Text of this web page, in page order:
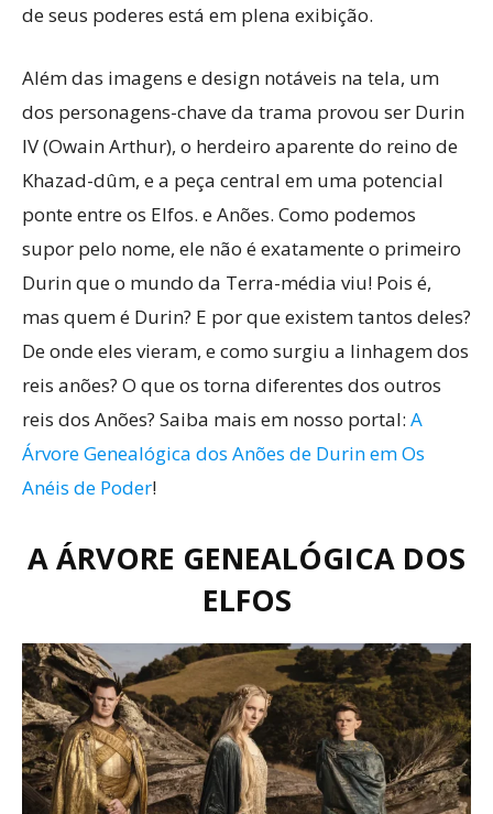
de seus poderes está em plena exibição.
Além das imagens e design notáveis na tela, um
dos personagens-chave da trama provou ser Durin
IV (Owain Arthur), o herdeiro aparente do reino de
Khazad-dûm, e a peça central em uma potencial
ponte entre os Elfos. e Anões. Como podemos
supor pelo nome, ele não é exatamente o primeiro
Durin que o mundo da Terra-média viu! Pois é,
mas quem é Durin? E por que existem tantos deles?
De onde eles vieram, e como surgiu a linhagem dos
reis anões? O que os torna diferentes dos outros
reis dos Anões? Saiba mais em nosso portal: A
Árvore Genealógica dos Anões de Durin em Os
Anéis de Poder!
A ÁRVORE GENEALÓGICA DOS
ELFOS